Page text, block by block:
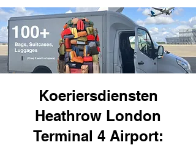
Koeriersdiensten
Heathrow London
Terminal 4 Airport: